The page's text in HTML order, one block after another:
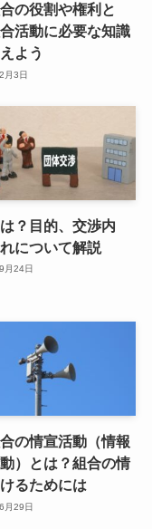
の役割や権利と
活動に必要な知識
よう
月3日
？目的、交渉内
について解説
月24日
の情宣活動（情報
）とは？組合の情
るためには
月29日